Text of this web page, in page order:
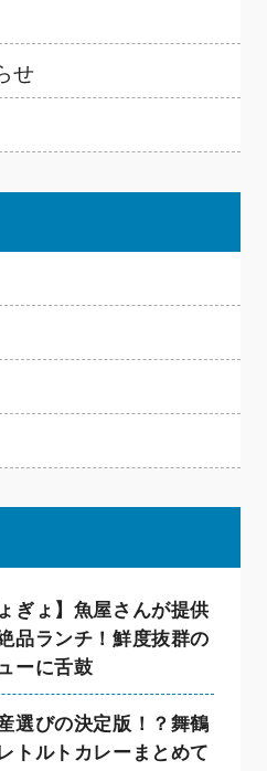
せ
ょぎょ】魚屋さんが提供
品ランチ！鮮度抜群の
ーに舌鼓
選びの決定版！？舞鶴
トルトカレーまとめて